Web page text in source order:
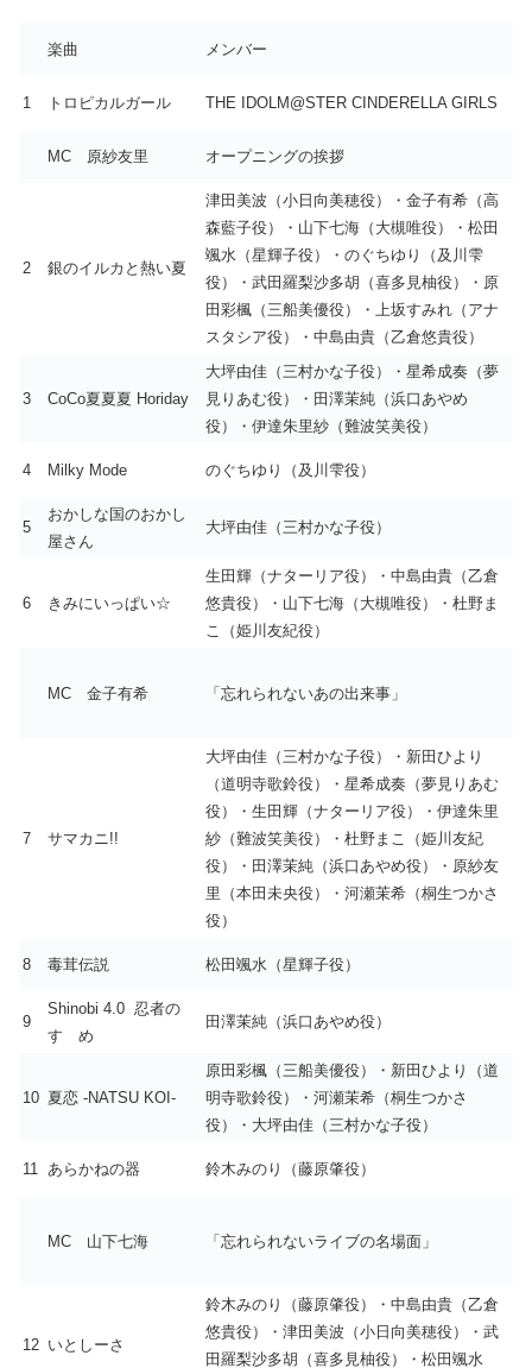
楽曲 メンバー
1 トロピカルガール THE IDOLM@STER CINDERELLA GIRLS
MC 原紗友里 オープニングの挨拶
2 銀のイルカと熱い夏
津田美波（小日向美穂役）・金子有希（高
森藍子役）・山下七海（大槻唯役）・松田
颯水（星輝子役）・のぐちゆり（及川雫
役）・武田羅梨沙多胡（喜多見柚役）・原
田彩楓（三船美優役）・上坂すみれ（アナ
スタシア役）・中島由貴（乙倉悠貴役）
3 CoCo夏夏夏 Horiday
大坪由佳（三村かな子役）・星希成奏（夢
見りあむ役）・田澤茉純（浜口あやめ
役）・伊達朱里紗（難波笑美役）
4 Milky Mode のぐちゆり（及川雫役）
5
おかしな国のおかし
屋さん
大坪由佳（三村かな子役）
6 きみにいっぱい☆
生田輝（ナターリア役）・中島由貴（乙倉
悠貴役）・山下七海（大槻唯役）・杜野ま
こ（姫川友紀役）
MC 金子有希 「忘れられないあの出来事」
7 サマカニ!!
大坪由佳（三村かな子役）・新田ひより
（道明寺歌鈴役）・星希成奏（夢見りあむ
役）・生田輝（ナターリア役）・伊達朱里
紗（難波笑美役）・杜野まこ（姫川友紀
役）・田澤茉純（浜口あやめ役）・原紗友
里（本田未央役）・河瀬茉希（桐生つかさ
役）
8 毒茸伝説 松田颯水（星輝子役）
9
Shinobi 4.0 忍者の
すゝめ
田澤茉純（浜口あやめ役）
10 夏恋 -NATSU KOI-
原田彩楓（三船美優役）・新田ひより（道
明寺歌鈴役）・河瀬茉希（桐生つかさ
役）・大坪由佳（三村かな子役）
11 あらかねの器 鈴木みのり（藤原肇役）
MC 山下七海 「忘れられないライブの名場面」
12 いとしーさ
鈴木みのり（藤原肇役）・中島由貴（乙倉
悠貴役）・津田美波（小日向美穂役）・武
田羅梨沙多胡（喜多見柚役）・松田颯水